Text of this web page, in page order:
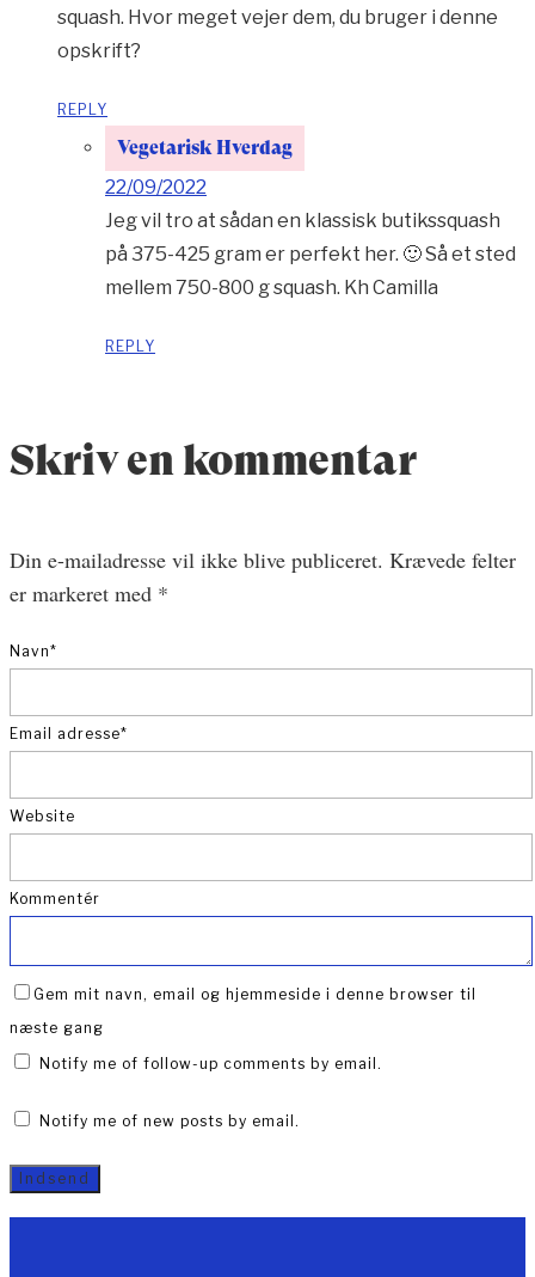
squash. Hvor meget vejer dem, du bruger i denne
opskrift?
REPLY
Vegetarisk Hverdag
22/09/2022
Jeg vil tro at sådan en klassisk butikssquash
på 375-425 gram er perfekt her. 🙂 Så et sted
mellem 750-800 g squash. Kh Camilla
REPLY
Skriv en kommentar
Din e-mailadresse vil ikke blive publiceret. Krævede felter
er markeret med *
Navn*
Email adresse*
Website
Kommentér
Gem mit navn, email og hjemmeside i denne browser til
næste gang
Notify me of follow-up comments by email.
Notify me of new posts by email.